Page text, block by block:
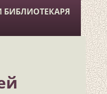
БИБЛИОТЕКАРЯ